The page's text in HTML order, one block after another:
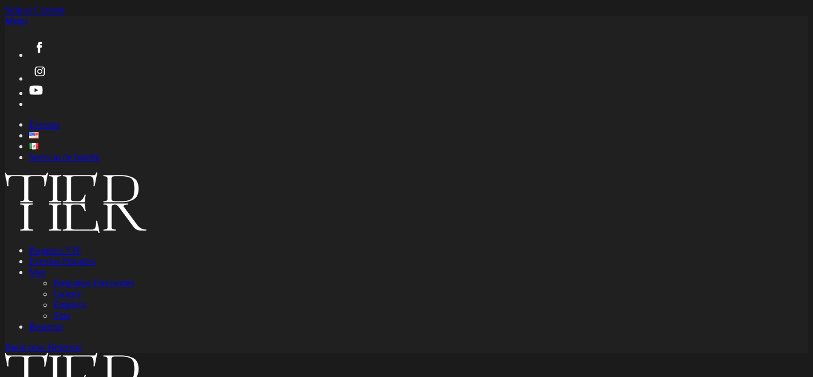
Skip to Content
Menu
Eventos
Servicio de botella
Paquetes VIP
Eventos Privados
Mas
Preguntas Frecuentes
Galería
Empleos
Sitio
Reservar
Book now Reservar